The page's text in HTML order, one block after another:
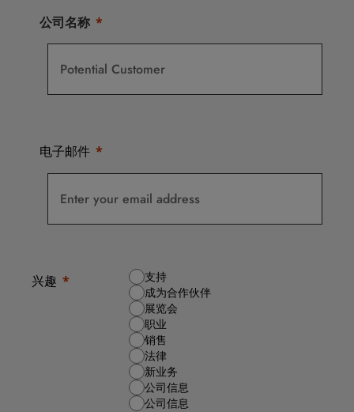
公司名称
电子邮件
兴趣
支持
成为合作伙伴
展览会
职业
销售
法律
新业务
公司信息
公司信息